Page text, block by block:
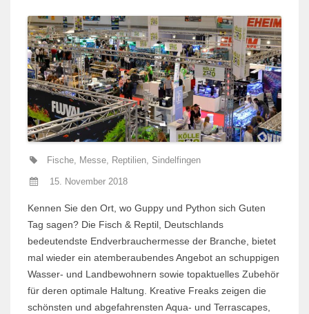
Fische, Messe, Reptilien, Sindelfingen
15. November 2018
Kennen Sie den Ort, wo Guppy und Python sich Guten
Tag sagen? Die Fisch & Reptil, Deutschlands
bedeutendste Endverbrauchermesse der Branche, bietet
mal wieder ein atemberaubendes Angebot an schuppigen
Wasser- und Landbewohnern sowie topaktuelles Zubehör
für deren optimale Haltung. Kreative Freaks zeigen die
schönsten und abgefahrensten Aqua- und Terrascapes,